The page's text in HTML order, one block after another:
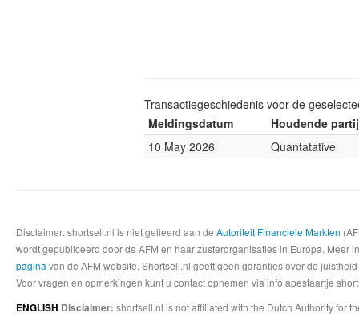
Transactiegeschiedenis voor de
Meldingsdatum
Houdende partij
10 May 2026
Quantatative
Disclaimer: shortsell.nl is niet gelieerd aan de Autoriteit Financiele Markten
wordt gepubliceerd door de AFM en haar zusterorganisaties in Europa.
pagina van de AFM website. Shortsell.nl geeft geen garanties over de
Voor vragen en opmerkingen kunt u contact opnemen via info apestaartje
ENGLISH Disclaimer: shortsell.nl is not affiliated with the Dutch Authority for